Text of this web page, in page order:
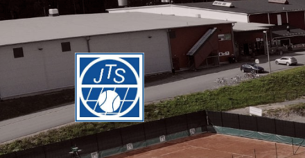
Siirry
sisältöön
Jyväskylän Tennisseura ry